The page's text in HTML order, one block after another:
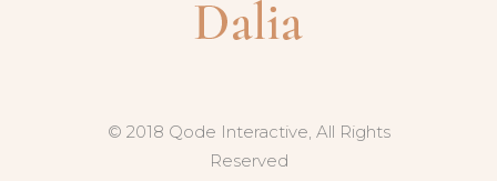
© 2018 Qode Interactive, All Rights
Reserved